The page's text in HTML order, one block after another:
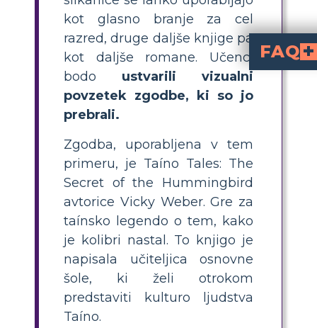
kot glasno branje za cel
razred, druge daljše knjige pa
kot daljše romane. Učenci
bodo ustvarili vizualni
povzetek zgodbe, ki so jo
prebrali.
Zgodba, uporabljena v tem
primeru, je Taíno Tales: The
Secret of the Hummingbird
avtorice Vicky Weber. Gre za
taínsko legendo o tem, kako
je kolibri nastal. To knjigo je
napisala učiteljica osnovne
šole, ki želi otrokom
predstaviti kulturo ljudstva
Taíno.
FAQ